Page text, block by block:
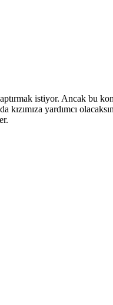
istiyor. Ancak bu
kızımıza yardımcı